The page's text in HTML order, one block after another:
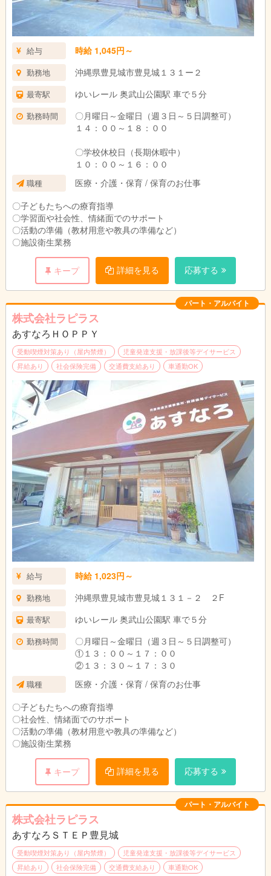
給与 時給 1,045円～
勤務地 沖縄県豊見城市豊見城１３１ー２
最寄駅 ゆいレール 奥武山公園駅 車で５分
勤務時間
〇月曜日～金曜日（週３日～５日調整可）
１４：００～１８：００
〇学校休校日（長期休暇中）
１０：００～１６：００
職種
医療・介護・保育 / 保育のお仕事
〇子どもたちへの療育指導
〇学習面や社会性、情緒面でのサポート
〇活動の準備（教材用意や教具の準備など）
〇施設衛生業務
キープ 詳細を見る 応募する
パート・アルバイト
株式会社ラピラス
あすなろＨＯＰＰＹ
受動喫煙対策あり（屋内禁煙）
児童発達支援・放課後等デイサービス
昇給あり
社会保険完備 交通費支給あり 車通勤OK
給与 時給 1,023円～
勤務地 沖縄県豊見城市豊見城１３１－２ ２F
最寄駅 ゆいレール 奥武山公園駅 車で５分
勤務時間
〇月曜日～金曜日（週３日～５日調整可）
①１３：００～１７：００
②１３：３０～１７：３０
職種
医療・介護・保育 / 保育のお仕事
〇子どもたちへの療育指導
〇社会性、情緒面でのサポート
〇活動の準備（教材用意や教具の準備など）
〇施設衛生業務
キープ 詳細を見る 応募する
パート・アルバイト
株式会社ラピラス
あすなろＳＴＥＰ豊見城
受動喫煙対策あり（屋内禁煙）
児童発達支援・放課後等デイサービス
昇給あり
社会保険完備 交通費支給あり 車通勤OK